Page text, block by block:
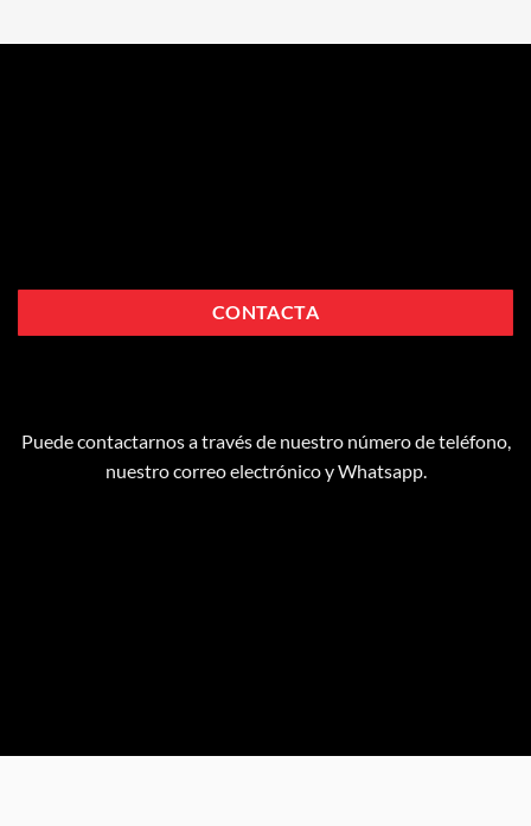
CONTACTA
Puede contactarnos a través de nuestro número de teléfono,
nuestro correo electrónico y Whatsapp.